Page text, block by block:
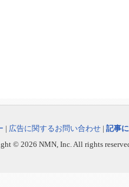
| 広告に関するお問い合わせ | 記事
© 2026 NMN, Inc. All rights